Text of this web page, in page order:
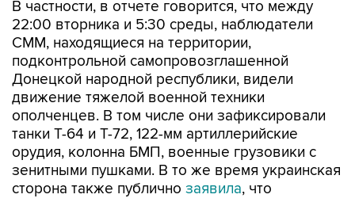
СММ, находящиеся на территории,
подконтрольной самопровозглашенной
Донецкой народной республики, видели
движение тяжелой военной техники
ополченцев. В том числе они зафиксировали
танки Т-64 и Т-72, 122-мм артиллерийские
орудия, колонна БМП, военные грузовики с
зенитными пушками. В то же время украинская
сторона также публичнозаявила, что
использовала артиллерию, и сказала, что это
было необходимо, чтобы отразить атаку ДНР.